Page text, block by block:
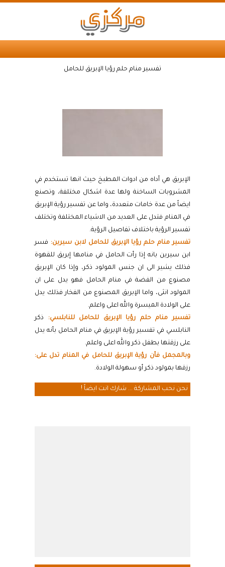
تفسير منام حلم رؤيا الإبريق للحامل
الإبريق هي أداه من ادوات المطبخ حيث انها تستخدم في
المشروبات الساخنة ولها عدة اشكال مختلفة، وتصنع
ايضاً من عدة خامات متعددة، واما عن تفسير رؤية الإبريق
في المنام فتدل على العديد من الاشياء المختلفة وتختلف
تفسير الرؤية باختلاف تفاصيل الرؤية.
تفسير منام حلم رؤيا الإبريق للحامل لابن سيرين: فسر
ابن سيرين بانه إذا رأت الحامل في منامها إبريق للقهوة
فذلك يشير الى ان جنس المولود ذكر، وإذا كان الإبريق
مصنوع من الفضة في منام الحامل فهو يدل على ان
المولود انثى، واما الإبريق المصنوع من الفخار فذلك يدل
على الولادة الميسرة والله اعلى واعلم.
تفسير منام حلم رؤيا الإبريق للحامل للنابلسي:
ذكر
النابلسي في تفسير رؤية الإبريق في منام الحامل بأنه يدل
على رزقتها بطفل ذكر والله اعلى واعلم.
وبالمجمل فأن رؤية الإبريق للحامل في المنام تدل على:
رزقها بمولود ذكر أو سهولة الولادة.
نحن نحب المشاركة ... شارك انت ايضاً !